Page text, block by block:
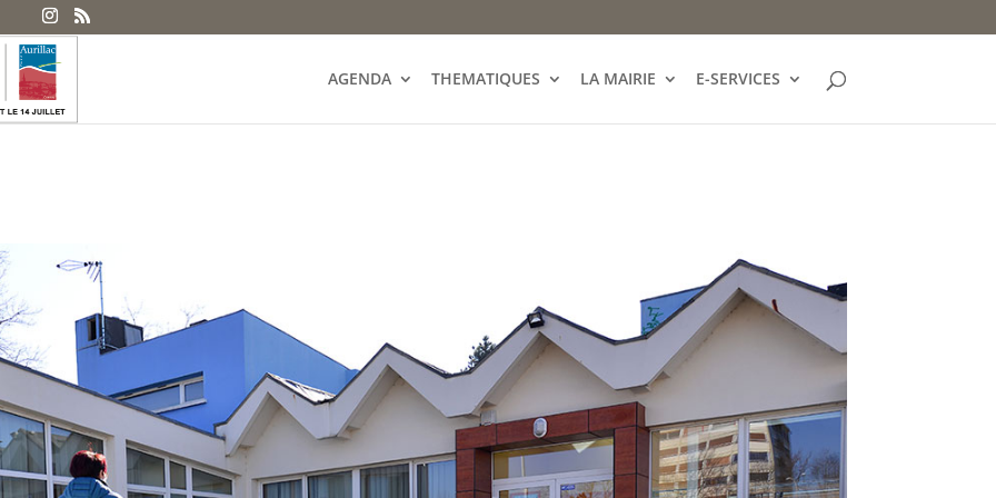
AGENDA THEMATIQUES LA MAIRIE E-SERVICES